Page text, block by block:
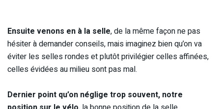
Ensuite venons en à la selle, de la même façon ne pas
hésiter à demander conseils, mais imaginez bien qu’on va
éviter les selles rondes et plutôt privilégier celles affinées,
celles évidées au milieu sont pas mal.
Dernier point qu’on néglige trop souvent, notre